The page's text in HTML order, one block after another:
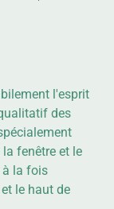
l'esprit
des
fenêtre et le
à la fois
le haut de